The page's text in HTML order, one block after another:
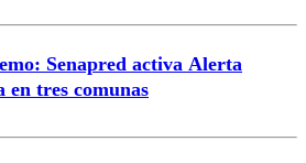
Senapred activa Alerta
en tres comunas